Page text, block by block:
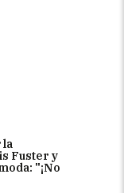
Fuster y
"¡No